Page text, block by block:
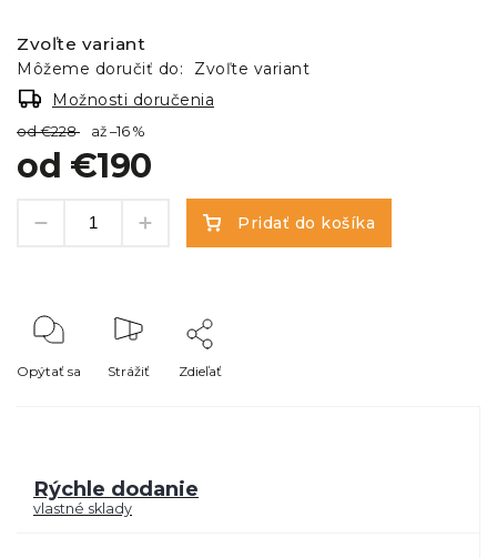
od €228 až –16 %
od €190
Zvoľte variant
Môžeme doručiť do:
Zvoľte variant
Možnosti doručenia
Pridať do košíka
Opýtať sa Strážiť Zdieľať
Rýchle dodanie
vlastné sklady